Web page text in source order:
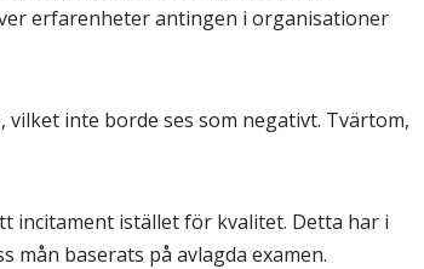
erfarenheter antingen i organisationer
inte borde ses som negativt. Tvärtom,
incitament istället för kvalitet. Detta har i
mån baserats på avlagda examen.